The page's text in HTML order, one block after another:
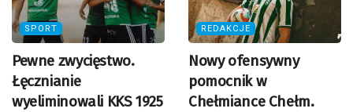
SPORT
Pewne zwycięstwo.
Łęcznianie
wyeliminowali KKS 1925
REDAKCJE
Nowy ofensywny
pomocnik w
Chełmiance Chełm.